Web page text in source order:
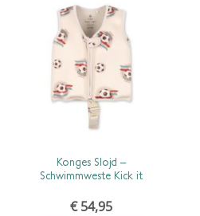
Konges Slojd –
Schwimmweste Kick it
€54,95